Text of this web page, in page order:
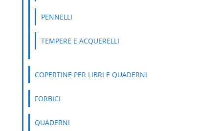
PENNELLI
TEMPERE E ACQUERELLI
COPERTINE PER LIBRI E QUADERNI
FORBICI
QUADERNI